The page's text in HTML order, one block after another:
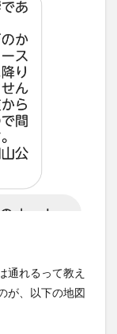
通れるって教え
が、以下の地図